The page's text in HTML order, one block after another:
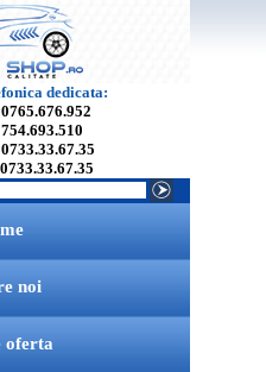
dedicata:
noi
oferta